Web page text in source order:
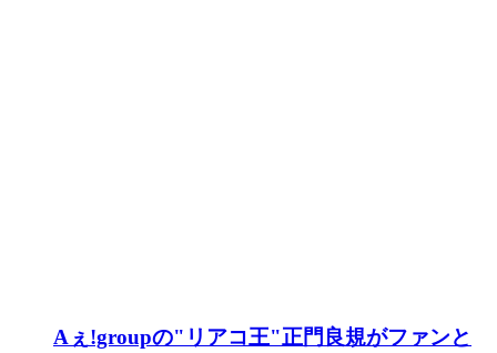
Aぇ!groupの"リアコ王"正門良規がファンと